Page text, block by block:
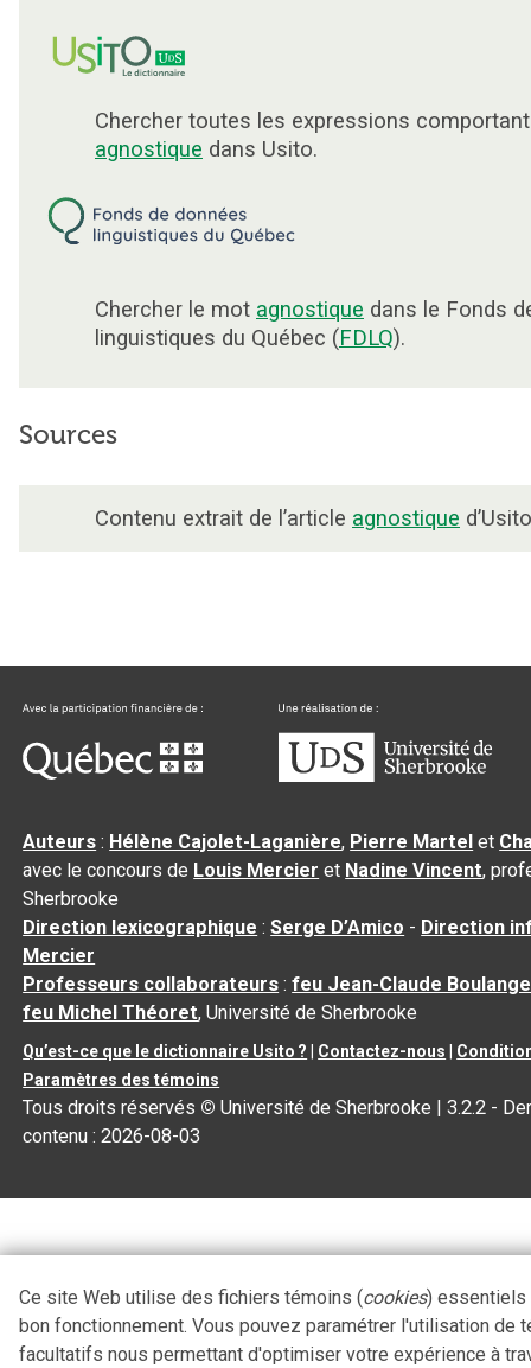
Chercher toutes les expressions
agnostique dans Usito.
Chercher le mot agnostique dans le Fonds
linguistiques du Québec (FDLQ).
Sources
Contenu extrait de l’article agnostique
Auteurs : Hélène Cajolet-Laganière, Pierre Martel et
avec le concours de Louis Mercier et Nadine Vincent,
Sherbrooke
Direction lexicographique :Serge D’Amico - Direction
Mercier
Professeurs collaborateurs :feu Jean-Claude
feu Michel Théoret, Université de Sherbrooke
Qu’est-ce que le dictionnaire Usito ? Contactez-nous
Paramètres des témoins
Tous droits réservés © Université de Sherbrooke |3.2.2 -
contenu :2026-08-03
Ce site Web utilise des fichiers témoins (cookies) essentiels
bon fonctionnement. Vous pouvez paramétrer l'utilisation de
facultatifs nous permettant d'optimiser votre expérience à